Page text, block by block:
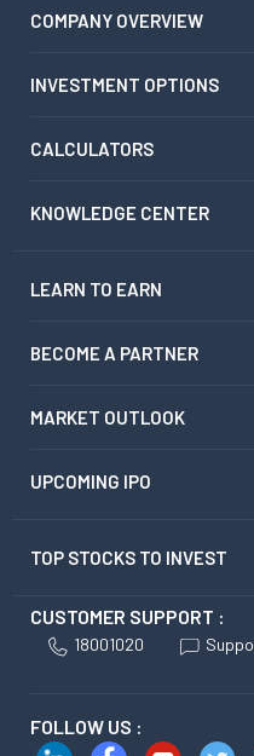
COMPANY OVERVIEW
INVESTMENT OPTIONS
CALCULATORS
KNOWLEDGE CENTER
LEARN TO EARN
BECOME A PARTNER
MARKET OUTLOOK
UPCOMING IPO
TOP STOCKS TO INVEST
CUSTOMER SUPPORT :
18001020
FOLLOW US :